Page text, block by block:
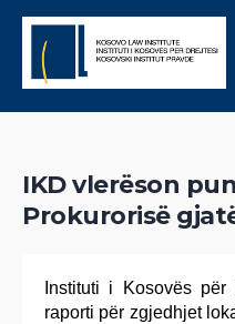
IKD vlerëson
Prokurorisë
Instituti i Kosovës
raporti për zgjedhjet